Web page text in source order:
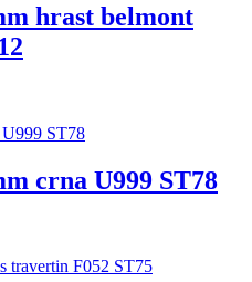
hrast belmont
crna U999 ST78